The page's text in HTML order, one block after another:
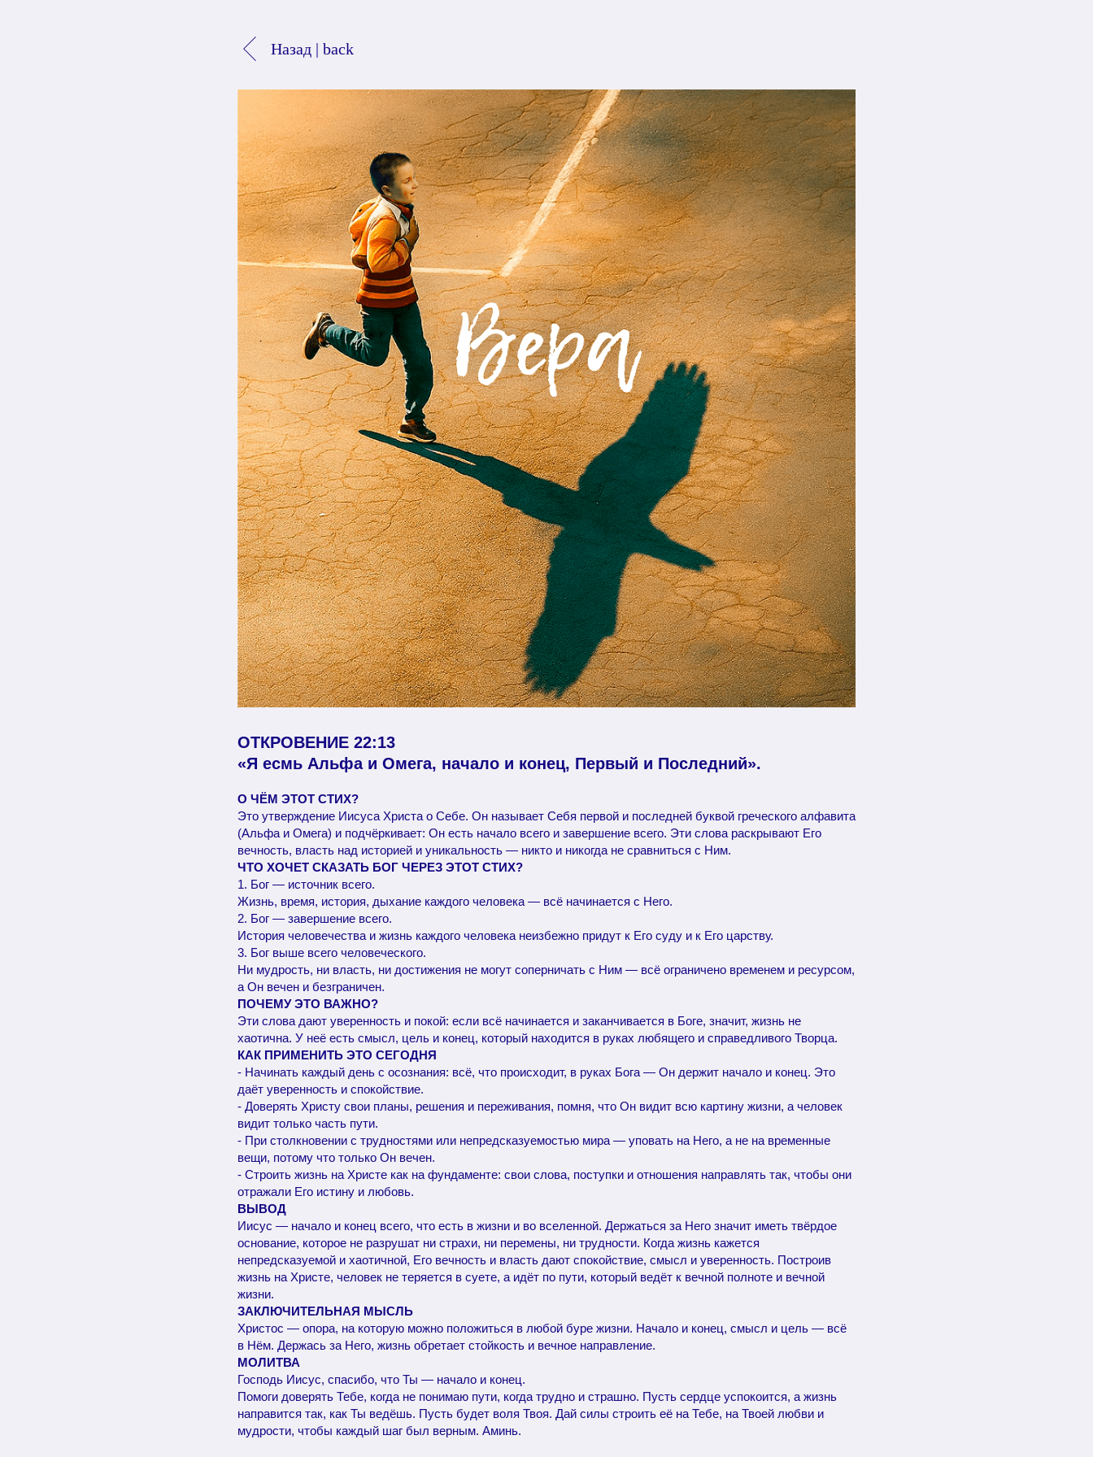
Назад | back
ОТКРОВЕНИЕ 22:13
«Я есмь Альфа и Омега, начало и конец, Первый и Последний».
О ЧЁМ ЭТОТ СТИХ?
Это утверждение Иисуса Христа о Себе. Он называет Себя первой и последней буквой греческого алфавита
(Альфа и Омега) и подчёркивает: Он есть начало всего и завершение всего. Эти слова раскрывают Его
вечность, власть над историей и уникальность — никто и никогда не сравниться с Ним.
ЧТО ХОЧЕТ СКАЗАТЬ БОГ ЧЕРЕЗ ЭТОТ СТИХ?
1. Бог — источник всего.
Жизнь, время, история, дыхание каждого человека — всё начинается с Него.
2. Бог — завершение всего.
История человечества и жизнь каждого человека неизбежно придут к Его суду и к Его царству.
3. Бог выше всего человеческого.
Ни мудрость, ни власть, ни достижения не могут соперничать с Ним — всё ограничено временем и ресурсом,
а Он вечен и безграничен.
ПОЧЕМУ ЭТО ВАЖНО?
Эти слова дают уверенность и покой: если всё начинается и заканчивается в Боге, значит, жизнь не
хаотична. У неё есть смысл, цель и конец, который находится в руках любящего и справедливого Творца.
КАК ПРИМЕНИТЬ ЭТО СЕГОДНЯ
- Начинать каждый день с осознания: всё, что происходит, в руках Бога — Он держит начало и конец. Это
даёт уверенность и спокойствие.
- Доверять Христу свои планы, решения и переживания, помня, что Он видит всю картину жизни, а человек
видит только часть пути.
- При столкновении с трудностями или непредсказуемостью мира — уповать на Него, а не на временные
вещи, потому что только Он вечен.
- Строить жизнь на Христе как на фундаменте: свои слова, поступки и отношения направлять так, чтобы они
отражали Его истину и любовь.
ВЫВОД
Иисус — начало и конец всего, что есть в жизни и во вселенной. Держаться за Него значит иметь твёрдое
основание, которое не разрушат ни страхи, ни перемены, ни трудности. Когда жизнь кажется
непредсказуемой и хаотичной, Его вечность и власть дают спокойствие, смысл и уверенность. Построив
жизнь на Христе, человек не теряется в суете, а идёт по пути, который ведёт к вечной полноте и вечной
жизни.
ЗАКЛЮЧИТЕЛЬНАЯ МЫСЛЬ
Христос — опора, на которую можно положиться в любой буре жизни. Начало и конец, смысл и цель — всё
в Нём. Держась за Него, жизнь обретает стойкость и вечное направление.
МОЛИТВА
Господь Иисус, спасибо, что Ты — начало и конец.
Помоги доверять Тебе, когда не понимаю пути, когда трудно и страшно. Пусть сердце успокоится, а жизнь
направится так, как Ты ведёшь. Пусть будет воля Твоя. Дай силы строить её на Тебе, на Твоей любви и
мудрости, чтобы каждый шаг был верным. Аминь.